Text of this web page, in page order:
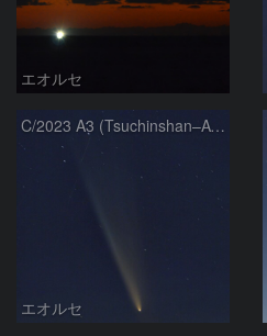
エオルセ
C/2023 A3 (Tsuchinshan–ATLAS)
エオルセ